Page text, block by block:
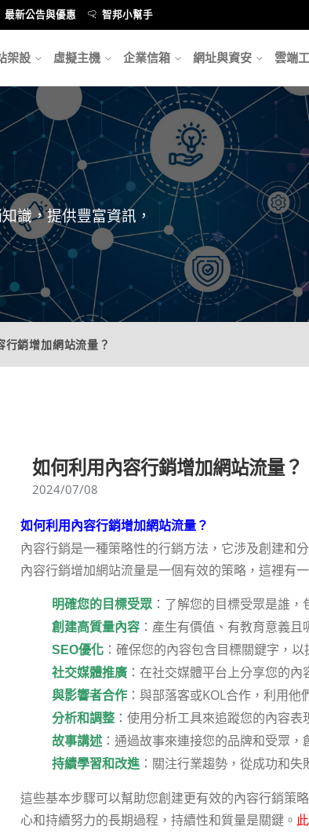
最新公告與優惠 智邦小幫手
架設 虛擬主機 企業信箱 網址與資安 雲端
識，提供豐富資訊，
行銷增加網站流量？
如何利用內容行銷增加網站流量？
2024/07/08
如何利用內容行銷增加網站流量？
內容行銷是一種策略性的行銷方法，它涉及創建和
內容行銷增加網站流量是一個有效的策略，這裡有
明確您的目標受眾 ：了解您的目標受眾是誰
創建高質量內容 ：產生有價值、有教育意義
SEO優化 ：確保您的內容包含目標關鍵字，
社交媒體推廣 ：在社交媒體平台上分享您的
與影響者合作 ：與部落客或KOL合作，利用
分析和調整 ：使用分析工具來追蹤您的內容
故事講述 ：通過故事來連接您的品牌和受眾，
持續學習和改進 ：關注行業趨勢，從成功和
這些基本步驟可以幫助您創建更有效的內容行銷策
心和持續努力的長期過程，持續性和質量是關鍵。